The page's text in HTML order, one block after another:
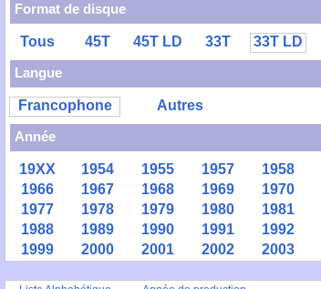
Format de disque
Tous 45T 45T LD 33T
33T LD
Langue
Francophone
Autres
Année
19XX 1954 1955 1957 1958
1966
1967 1968 1969 1970
1977
1978 1979 1980 1981
1988
1989 1990 1991 1992
1999
2000 2001 2002 2003